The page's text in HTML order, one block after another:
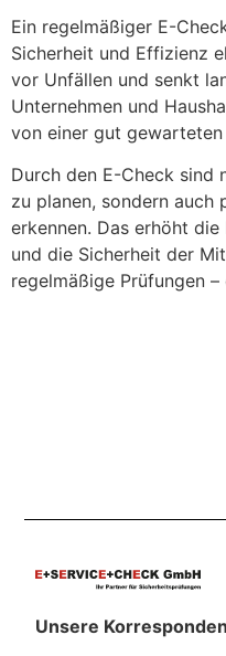
Ein regelmäßiger E-
Sicherheit und Effizienz
vor Unfällen und senkt
Unternehmen und
von einer gut
Durch den E-Check sind
zu planen, sondern auch
erkennen. Das erhöht
und die Sicherheit der
regelmäßige Prüfungen –
Unsere